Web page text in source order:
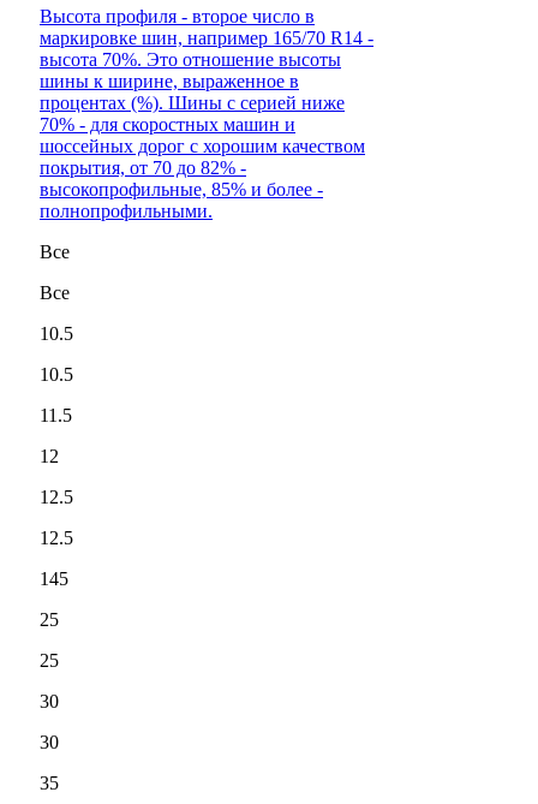
Высота профиля - второе число в
маркировке шин, например 165/70 R14 -
высота 70%. Это отношение высоты
шины к ширине, выраженное в
процентах (%). Шины с серией ниже
70% - для скоростных машин и
шоссейных дорог с хорошим качеством
покрытия, от 70 до 82% -
высокопрофильные, 85% и более -
полнопрофильными.
Все
Все
10.5
10.5
11.5
12
12.5
12.5
145
25
25
30
30
35